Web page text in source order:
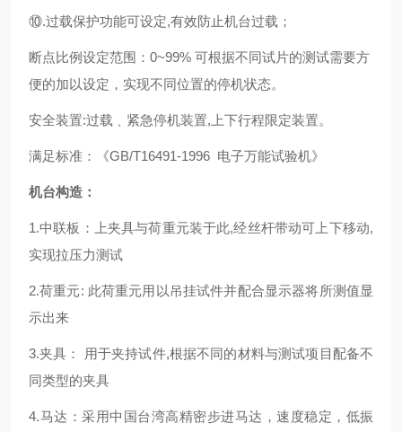
⑩.过载保护功能可设定,有效防止机台过载；
断点比例设定范围：0~99% 可根据不同试片的测试需要方
便的加以设定，实现不同位置的停机状态。
安全装置:过载﹑紧急停机装置,上下行程限定装置。
满足标准：《GB/T16491-1996 电子万能试验机》
机台构造：
1.中联板：上夹具与荷重元装于此,经丝杆带动可上下移动,
实现拉压力测试
2.荷重元: 此荷重元用以吊挂试件并配合显示器将所测值显
示出来
3.夹具： 用于夹持试件,根据不同的材料与测试项目配备不
同类型的夹具
4.马达：采用中国台湾高精密步进马达，速度稳定，低振